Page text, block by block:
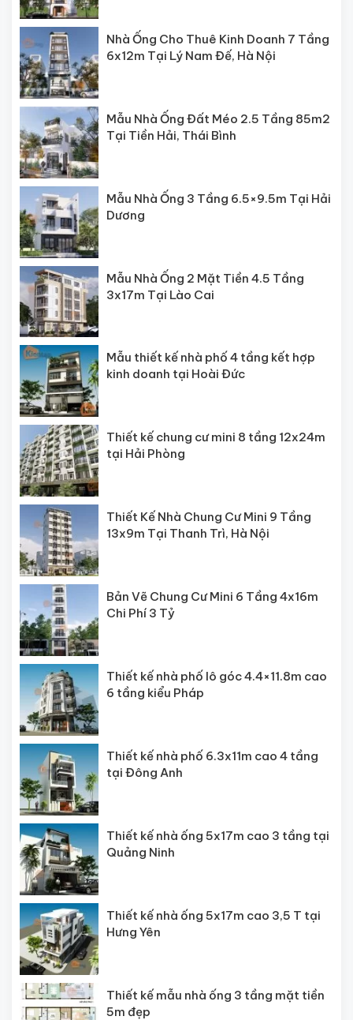
Nhà Ống Cho Thuê Kinh Doanh 7 Tầng
6x12m Tại Lý Nam Đế, Hà Nội
Mẫu Nhà Ống Đất Méo 2.5 Tầng 85m2
Tại Tiền Hải, Thái Bình
Mẫu Nhà Ống 3 Tầng 6.5×9.5m Tại Hải
Dương
Mẫu Nhà Ống 2 Mặt Tiền 4.5 Tầng
3x17m Tại Lào Cai
Mẫu thiết kế nhà phố 4 tầng kết hợp
kinh doanh tại Hoài Đức
Thiết kế chung cư mini 8 tầng 12x24m
tại Hải Phòng
Thiết Kế Nhà Chung Cư Mini 9 Tầng
13x9m Tại Thanh Trì, Hà Nội
Bản Vẽ Chung Cư Mini 6 Tầng 4x16m
Chi Phí 3 Tỷ
Thiết kế nhà phố lô góc 4.4×11.8m cao
6 tầng kiểu Pháp
Thiết kế nhà phố 6.3x11m cao 4 tầng
tại Đông Anh
Thiết kế nhà ống 5x17m cao 3 tầng tại
Quảng Ninh
Thiết kế nhà ống 5x17m cao 3,5 T tại
Hưng Yên
Thiết kế mẫu nhà ống 3 tầng mặt tiền
5m đẹp